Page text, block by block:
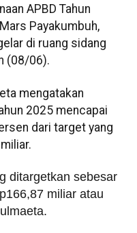
APBD Tahun
Payakumbuh,
di ruang sidang
(08/06).
mengatakan
2025 mencapai
dari target yang
ditargetkan sebesar
miliar atau